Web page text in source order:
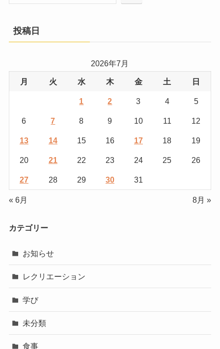
投稿日
2026年7月
月 火 水 木 金 土 日
1 2 3 4 5
6 7 8 9 10 11 12
13 14 15 16 17 18 19
20 21 22 23 24 25 26
27 28 29 30 31
« 6月 8月 »
カテゴリー
お知らせ
レクリエーション
学び
未分類
食事